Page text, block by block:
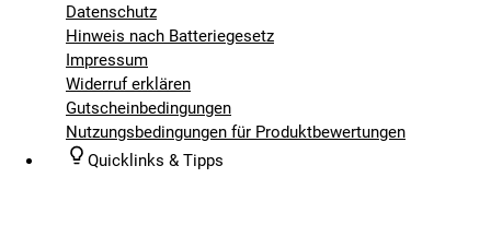
Datenschutz
Hinweis nach Batteriegesetz
Impressum
Widerruf erklären
Gutscheinbedingungen
Nutzungsbedingungen für Produktbewertungen
Quicklinks & Tipps